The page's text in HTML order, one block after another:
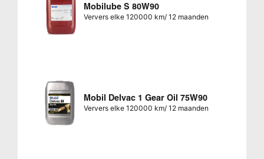
Mobilube S 80W90
Ververs elke 120000 km/ 12 maanden
Mobil Delvac 1 Gear Oil 75W90
Ververs elke 120000 km/ 12 maanden